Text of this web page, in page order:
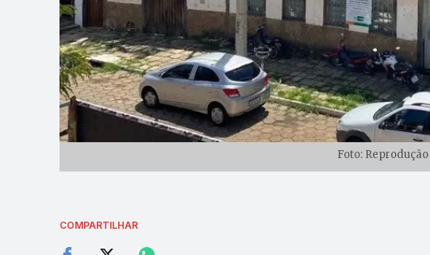
Foto: Reprodução
COMPARTILHAR